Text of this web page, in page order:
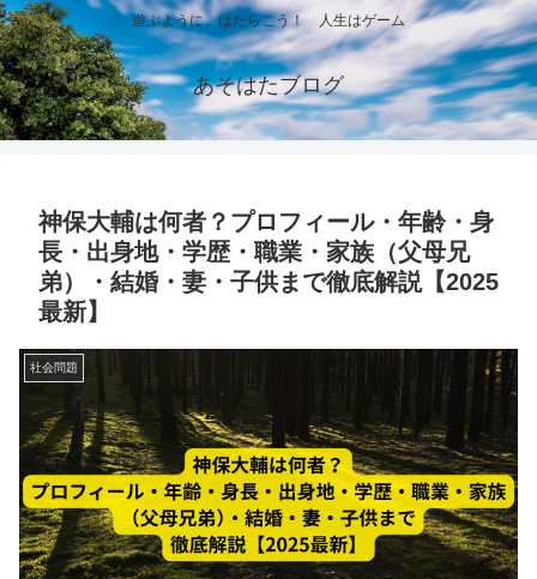
遊ぶように、はたらこう！ 人生はゲーム
あそはたブログ
神保大輔は何者？プロフィール・年齢・身
長・出身地・学歴・職業・家族（父母兄
弟）・結婚・妻・子供まで徹底解説【2025
最新】
社会問題